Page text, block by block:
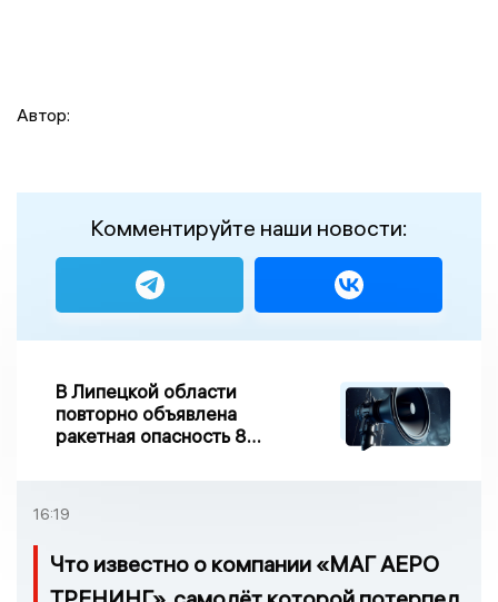
Автор:
Комментируйте наши новости:
В Липецкой области
повторно объявлена
ракетная опасность 8
16:19
Что известно о компании «МАГ АЕРО